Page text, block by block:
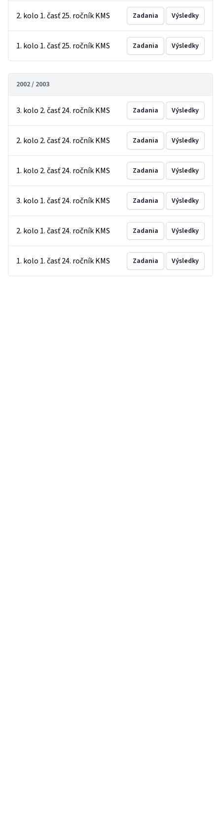
2. kolo 1. časť 25. ročník KMS Zadania Výsledky
1. kolo 1. časť 25. ročník KMS Zadania Výsledky
2002 / 2003
3. kolo 2. časť 24. ročník KMS Zadania Výsledky
2. kolo 2. časť 24. ročník KMS Zadania Výsledky
1. kolo 2. časť 24. ročník KMS Zadania Výsledky
3. kolo 1. časť 24. ročník KMS Zadania Výsledky
2. kolo 1. časť 24. ročník KMS Zadania Výsledky
1. kolo 1. časť 24. ročník KMS Zadania Výsledky